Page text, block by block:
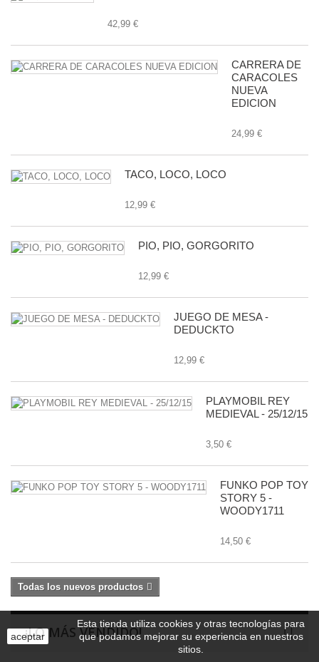
42,99 €
CARRERA DE
CARACOLES
NUEVA
EDICION
24,99 €
TACO, LOCO, LOCO
12,99 €
PIO, PIO, GORGORITO
12,99 €
JUEGO DE MESA -
DEDUCKTO
12,99 €
PLAYMOBIL REY
MEDIEVAL - 25/12/15
3,50 €
FUNKO POP TOY
STORY 5 -
WOODY1711
14,50 €
Todas los nuevos productos
¡LO MÁS VENDIDO!
aceptar
Esta tienda utiliza cookies y otras tecnologías para
que podamos mejorar su experiencia en nuestros
sitios.